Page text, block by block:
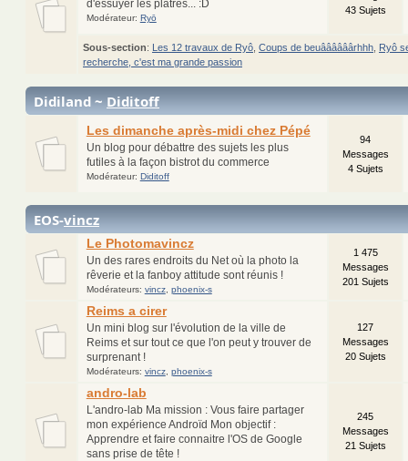
d'essuyer les plâtres... :D
Modérateur: Ryō
43 Sujets
Sous-section: Les 12 travaux de Ryô Coups de beuâââââârhhh Ryô
recherche, c'est ma grande passion
Didiland ~Diditoff
Les dimanche après-midi chez Pépé
Un blog pour débattre des sujets les plus
futiles à la façon bistrot du commerce
Modérateur: Diditoff
94
Messages
4 Sujets
EOS-vincz
Le Photomavincz
Un des rares endroits du Net où la photo la
rêverie et la fanboy attitude sont réunis !
Modérateurs: vincz, phoenix-s
1 475
Messages
201 Sujets
Reims a cirer
Un mini blog sur l'évolution de la ville de
Reims et sur tout ce que l'on peut y trouver de
surprenant !
Modérateurs: vincz, phoenix-s
127
Messages
20 Sujets
andro-lab
L'andro-lab Ma mission : Vous faire partager
mon expérience Androïd Mon objectif :
Apprendre et faire connaitre l'OS de Google
sans prise de tête !
245
Messages
21 Sujets